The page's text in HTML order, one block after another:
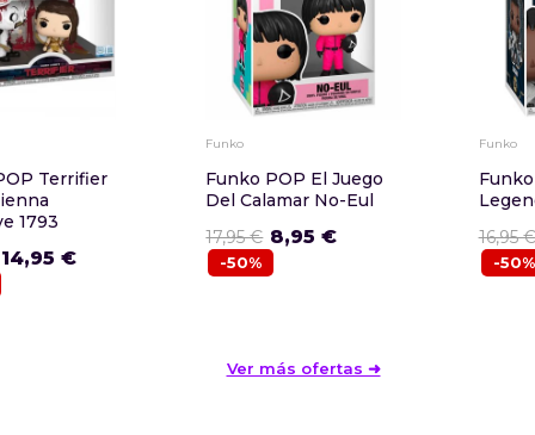
Terrifier
1793
14,95 €
Funko
Funko POP El Juego
Del Calamar No-Eul
17,95 € 8,95 €
-50%
Funko
16,95 €
-50%
Ver más ofertas ➜